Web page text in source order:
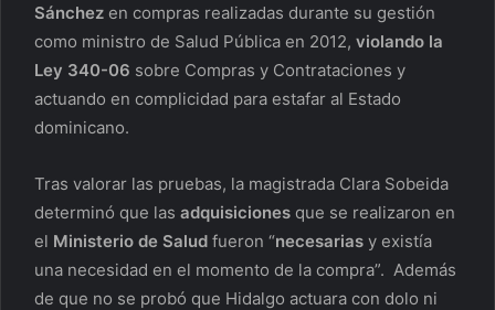
Sánchez en compras realizadas durante su gestión
como ministro de Salud Pública en 2012, violando la
Ley 340-06 sobre Compras y Contrataciones y
actuando en complicidad para estafar al Estado
dominicano.
Tras valorar las pruebas, la magistrada Clara Sobeida
determinó que las adquisiciones que se realizaron en
el Ministerio de Salud fueron “necesarias y existía
una necesidad en el momento de la compra”. Además
de que no se probó que Hidalgo actuara con dolo ni